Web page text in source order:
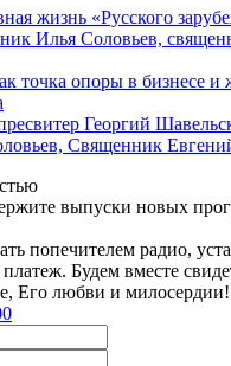
жизнь «Русского
Илья Соловьев,
точка опоры в бизнесе
Георгий
Священник
выпуски новых
попечителем радио,
Будем вместе
Его любви и милосердии!